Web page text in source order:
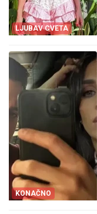
LJUBAV CVETA
KONAČNO